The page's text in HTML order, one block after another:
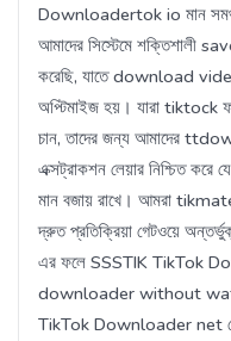
Downloadertok io মান সমর্থন
আমাদের সিস্টেমে শক্তিশালী
করেছি, যাতে download
অপ্টিমাইজ হয়। যারা tiktock
চান, তাদের জন্য আমাদের
এক্সট্রাকশন লেয়ার নিশ্চিত
মান বজায় রাখে। আমরা
দ্রুত প্রতিক্রিয়া গেটওয়ে
এর ফলে SSSTIK TikTok
downloader without
TikTok Downloader net